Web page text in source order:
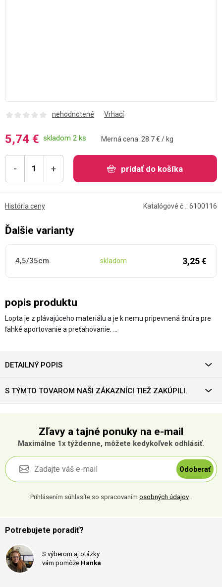
nehodnotené Vrhací
popis produktu
Lopta je z plávajúceho materiálu a je k nemu pripevnená šnúra pre
ľahké aportovanie a preťahovanie. …
5,74 € skladom 2 ks Merná cena: 28.7 € / kg
- + pridať do košíka
História ceny Katalógové č .: 6100116
Ďalšie varianty
4,5/35cm skladom 3,25 €
DETAILNÝ POPIS
S TÝMTO TOVAROM NAŠI ZÁKAZNÍCI TIEŽ ZAKÚPILI.
Zľavy a tajné ponuky na e-mail
Maximálne 1x týždenne, môžete kedykoľvek odhlásiť.
Odoberať
Prihlásením súhlasíte so spracovaním osobných údajov .
Potrebujete poradiť?
S výberom aj otázky
vám pomôže Hanka